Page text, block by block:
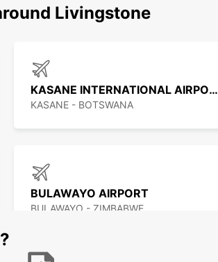
Livingstone
KASANE INTERNATIONAL AIRPORT
KASANE - BOTSWANA
BULAWAYO AIRPORT
BULAWAYO - ZIMBABWE